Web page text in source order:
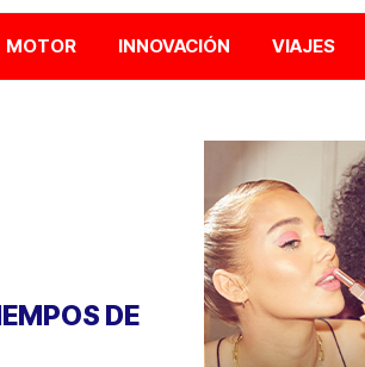
MOTOR INNOVACIÓN VIAJES
DE